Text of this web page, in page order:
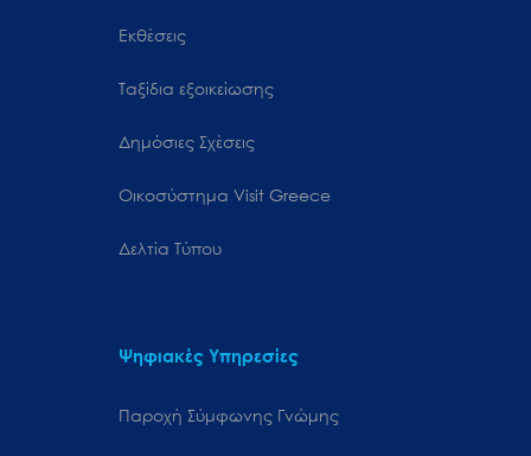
Εκθέσεις
Ταξίδια εξοικείωσης
Δημόσιες Σχέσεις
Oικοσύστημα Visit Greece
Δελτία Τύπου
Ψηφιακές Υπηρεσίες
Παροχή Σύμφωνης Γνώμης